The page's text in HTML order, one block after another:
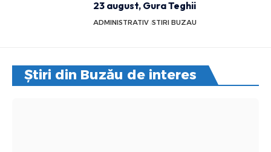
23 august, Gura Teghii
ADMINISTRATIV STIRI BUZAU
Știri din Buzău de interes